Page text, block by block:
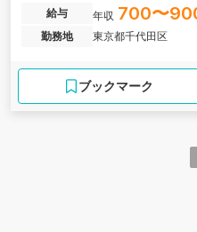
ルスケアの産業化」を推進する
給与 年収 700〜
勤務地
東京都千代田区
ブックマーク